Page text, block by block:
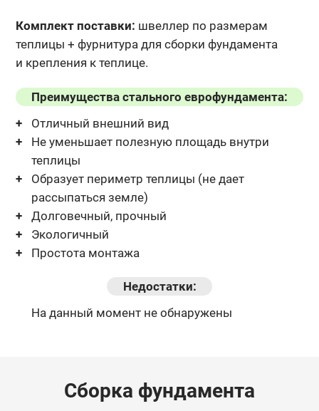
Комплект поставки: швеллер по размерам
теплицы + фурнитура для сборки фундамента
и крепления к теплице.
Преимущества стального еврофундамента:
Отличный внешний вид
Не уменьшает полезную площадь внутри
теплицы
Образует периметр теплицы (не дает
рассыпаться земле)
Долговечный, прочный
Экологичный
Простота монтажа
Недостатки:
На данный момент не обнаружены
Сборка фундамента